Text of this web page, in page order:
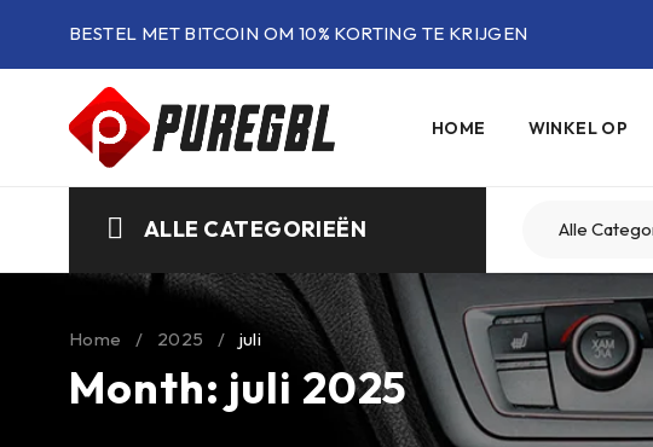
BESTEL MET BITCOIN OM 10% KORTING TE KRIJGEN
HOME WINKEL OP
ALLE CATEGORIEËN
Month: juli 2025
Home / 2025 / juli